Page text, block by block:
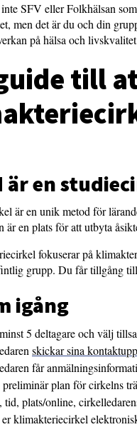
SFV eller Folkhälsan
men det är du och din
på hälsa och
till
är en
är en unik metod för
är en plats för att utbyta
fokuserar på
grupp. Du får tillgång
igång
5 deltagare och välj
skickar sina
får
plan för cirkelns
tid, plats/online,
klimakteriecirkel